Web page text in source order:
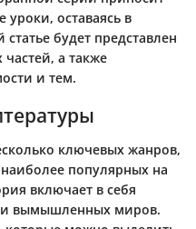
оставаясь в
будет представлен
а также
и тем.
ключевых жанров,
популярных на
включает в себя
вымышленных миров.